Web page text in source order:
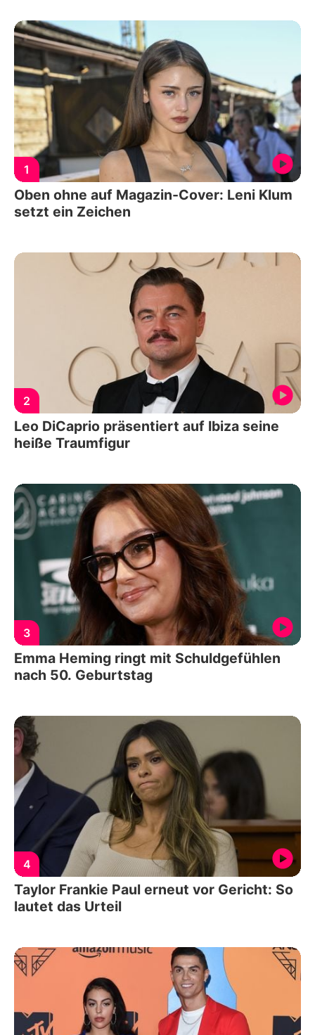
1
Oben ohne auf Magazin-Cover: Leni Klum
setzt ein Zeichen
2
Leo DiCaprio präsentiert auf Ibiza seine
heiße Traumfigur
3
Emma Heming ringt mit Schuldgefühlen
nach 50. Geburtstag
4
Taylor Frankie Paul erneut vor Gericht: So
lautet das Urteil